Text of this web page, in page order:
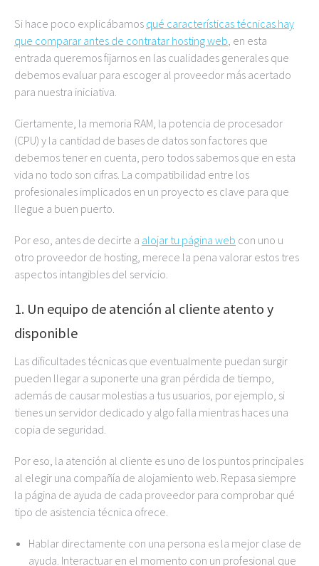
Si hace poco explicábamos qué características técnicas hay
que comparar antes de contratar hosting web, en esta
entrada queremos fijarnos en las cualidades generales que
debemos evaluar para escoger al proveedor más acertado
para nuestra iniciativa.
Ciertamente, la memoria RAM, la potencia de procesador
(CPU) y la cantidad de bases de datos son factores que
debemos tener en cuenta, pero todos sabemos que en esta
vida no todo son cifras. La compatibilidad entre los
profesionales implicados en un proyecto es clave para que
llegue a buen puerto.
Por eso, antes de decirte a alojar tu página web con uno u
otro proveedor de hosting, merece la pena valorar estos tres
aspectos intangibles del servicio.
1. Un equipo de atención al cliente atento y
disponible
Las dificultades técnicas que eventualmente puedan surgir
pueden llegar a suponerte una gran pérdida de tiempo,
además de causar molestias a tus usuarios, por ejemplo, si
tienes un servidor dedicado y algo falla mientras haces una
copia de seguridad.
Por eso, la atención al cliente es uno de los puntos principales
al elegir una compañía de alojamiento web. Repasa siempre
la página de ayuda de cada proveedor para comprobar qué
tipo de asistencia técnica ofrece.
Hablar directamente con una persona es la mejor clase de
ayuda. Interactuar en el momento con un profesional que